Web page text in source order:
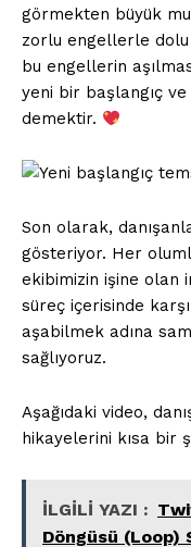
görmekten büyük
zorlu engellerle
bu engellerin
yeni bir başlangıç
demektir.
Son olarak,
gösteriyor. Her
ekibimizin işine olan
süreç içerisinde
aşabilmek adına
sağlıyoruz.
Aşağıdaki video,
hikayelerini kısa bir
İLGİLİ YAZI :
Döngüsü (Loop)